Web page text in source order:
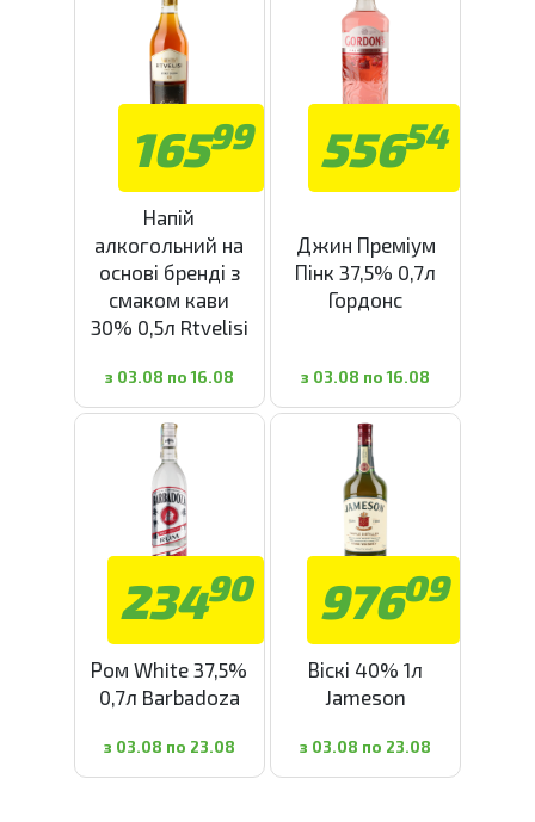
16599
Напій
алкогольний на
основі бренді з
смаком кави
30% 0,5л Rtvelisi
з 03.08 по 16.08
55654
Джин Преміум
Пінк 37,5% 0,7л
Гордонс
з 03.08 по 16.08
23490
Ром White 37,5%
0,7л Barbadoza
з 03.08 по 23.08
97609
Віскі 40% 1л
Jameson
з 03.08 по 23.08